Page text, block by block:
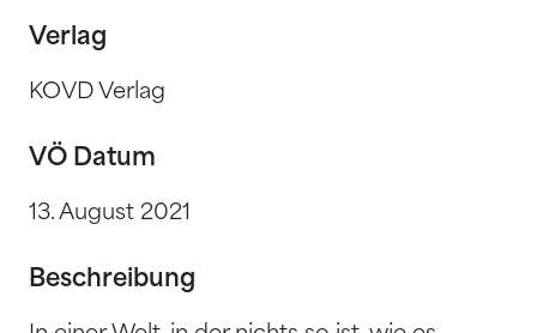
Verlag
KOVD Verlag
VÖ Datum
13. August 2021
Beschreibung